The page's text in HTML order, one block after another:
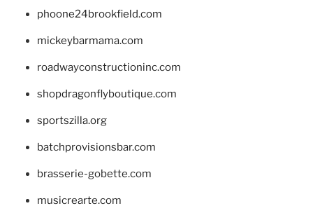
phoone24brookfield.com
mickeybarmama.com
roadwayconstructioninc.com
shopdragonflyboutique.com
sportszilla.org
batchprovisionsbar.com
brasserie-gobette.com
musicrearte.com